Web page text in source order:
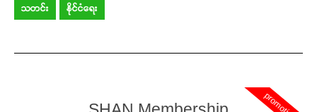
သတင်း နိုင်ငံရေး